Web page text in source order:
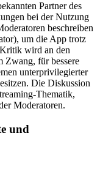
Partner des
bei der Nutzung
beschreiben
um die App trotz
wird an den
Zwang, für bessere
unterprivilegierter
Die Diskussion
Thematik,
Moderatoren.
und